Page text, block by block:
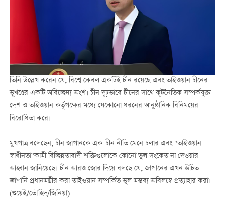
তিনি উল্লেখ করেন যে, বিশ্বে কেবল একটিই চীন রয়েছে এবং তাইওয়ান চীনের
ভূখণ্ডের একটি অবিচ্ছেদ্য অংশ। চীন দৃঢ়ভাবে চীনের সাথে কূটনৈতিক সম্পর্কযুক্ত
দেশ ও তাইওয়ান কর্তৃপক্ষের মধ্যে যেকোনো ধরনের আনুষ্ঠানিক বিনিময়ের
বিরোধিতা করে।
মুখপাত্র বলেছেন, চীন জাপানকে এক-চীন নীতি মেনে চলার এবং "তাইওয়ান
স্বাধীনতা"কামী বিচ্ছিন্নতাবাদী শক্তিগুলোকে কোনো ভুল সংকেত না দেওয়ার
আহ্বান জানিয়েছে। চীন আরও জোর দিয়ে বলছে যে, জাপানের এখন উচিত
জাপানি প্রধানমন্ত্রীর করা তাইওয়ান সম্পর্কিত ভুল মন্তব্য অবিলম্বে প্রত্যাহার করা।
(শুয়েই/তৌহিদ/জিনিয়া)